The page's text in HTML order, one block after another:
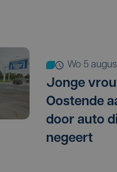
wo 5
Jonge
Oostende
door auto
negeert